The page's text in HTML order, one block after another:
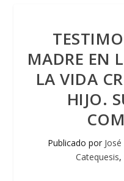
MADRE EN
LA VIDA
HIJO.
Publicado por
Catequesis,